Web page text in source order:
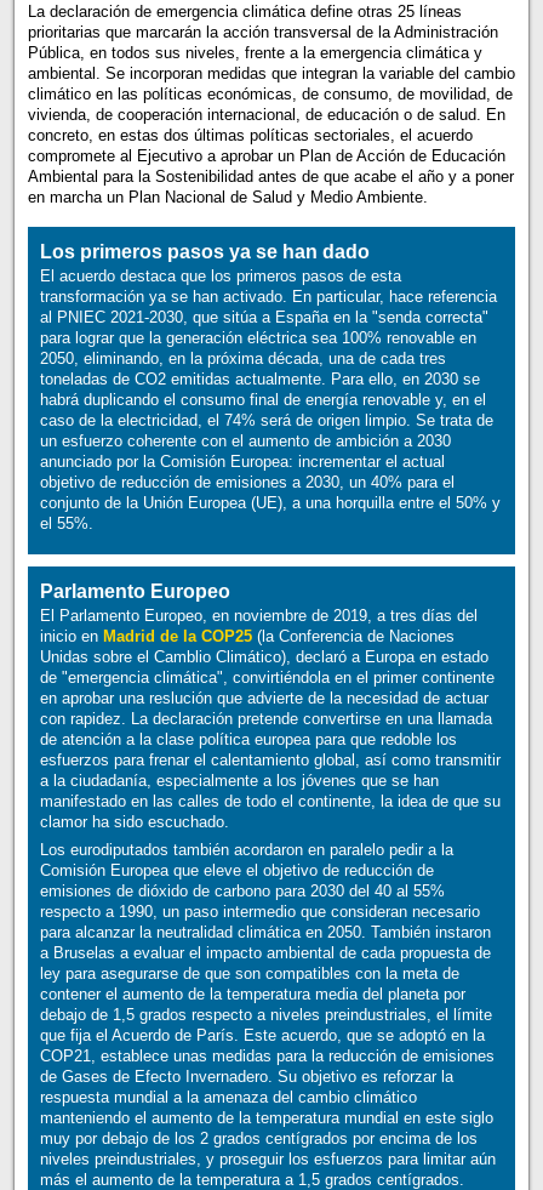
La declaración de emergencia climática define otras 25 líneas
prioritarias que marcarán la acción transversal de la Administración
Pública, en todos sus niveles, frente a la emergencia climática y
ambiental. Se incorporan medidas que integran la variable del cambio
climático en las políticas económicas, de consumo, de movilidad, de
vivienda, de cooperación internacional, de educación o de salud. En
concreto, en estas dos últimas políticas sectoriales, el acuerdo
compromete al Ejecutivo a aprobar un Plan de Acción de Educación
Ambiental para la Sostenibilidad antes de que acabe el año y a poner
en marcha un Plan Nacional de Salud y Medio Ambiente.
Los primeros pasos ya se han dado
El acuerdo destaca que los primeros pasos de esta
transformación ya se han activado. En particular, hace referencia
al PNIEC 2021-2030, que sitúa a España en la "senda correcta"
para lograr que la generación eléctrica sea 100% renovable en
2050, eliminando, en la próxima década, una de cada tres
toneladas de CO2 emitidas actualmente. Para ello, en 2030 se
habrá duplicando el consumo final de energía renovable y, en el
caso de la electricidad, el 74% será de origen limpio. Se trata de
un esfuerzo coherente con el aumento de ambición a 2030
anunciado por la Comisión Europea: incrementar el actual
objetivo de reducción de emisiones a 2030, un 40% para el
conjunto de la Unión Europea (UE), a una horquilla entre el 50% y
el 55%.
Parlamento Europeo
El Parlamento Europeo, en noviembre de 2019, a tres días del
inicio en Madrid de la COP25(la Conferencia de Naciones
Unidas sobre el Camblio Climático), declaró a Europa en estado
de "emergencia climática", convirtiéndola en el primer continente
en aprobar una reslución que advierte de la necesidad de actuar
con rapidez. La declaración pretende convertirse en una llamada
de atención a la clase política europea para que redoble los
esfuerzos para frenar el calentamiento global, así como transmitir
a la ciudadanía, especialmente a los jóvenes que se han
manifestado en las calles de todo el continente, la idea de que su
clamor ha sido escuchado.
Los eurodiputados también acordaron en paralelo pedir a la
Comisión Europea que eleve el objetivo de reducción de
emisiones de dióxido de carbono para 2030 del 40 al 55%
respecto a 1990, un paso intermedio que consideran necesario
para alcanzar la neutralidad climática en 2050. También instaron
a Bruselas a evaluar el impacto ambiental de cada propuesta de
ley para asegurarse de que son compatibles con la meta de
contener el aumento de la temperatura media del planeta por
debajo de 1,5 grados respecto a niveles preindustriales, el límite
que fija el Acuerdo de París. Este acuerdo, que se adoptó en la
COP21, establece unas medidas para la reducción de emisiones
de Gases de Efecto Invernadero. Su objetivo es reforzar la
respuesta mundial a la amenaza del cambio climático
manteniendo el aumento de la temperatura mundial en este siglo
muy por debajo de los 2 grados centígrados por encima de los
niveles preindustriales, y proseguir los esfuerzos para limitar aún
más el aumento de la temperatura a 1,5 grados centígrados.